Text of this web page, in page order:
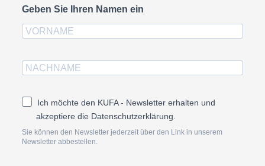
Geben Sie Ihren Namen ein
Ich möchte den KUFA - Newsletter erhalten und
akzeptiere die Datenschutzerklärung.
Sie können den Newsletter jederzeit über den Link in unserem
Newsletter abbestellen.